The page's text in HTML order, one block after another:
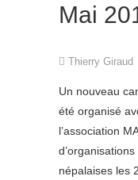
Mai
Thierry Giraud
Un nouveau camp de santé d’ophtalmologie a
été organisé
l’association
népalaises les